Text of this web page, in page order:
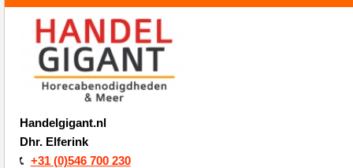
Handelgigant.nl
Dhr. Elferink
+31 (0)546 700 230